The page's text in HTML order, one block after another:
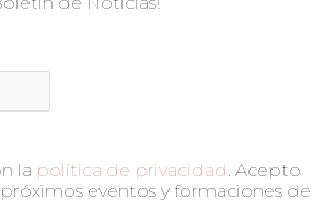
la política de privacidad. Acepto
eventos y formaciones de